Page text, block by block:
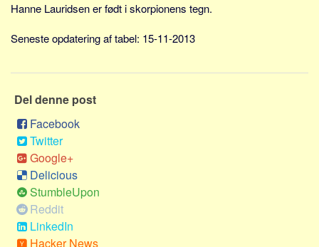
Transport
Køb og salg
Økonomi
Jura og regler
Skatter og afgifter
Statistik
Praktisk
Hanne Lauridsen er født i skorpionens tegn.
Seneste opdatering af tabel: 15-11-2013
Del denne post
Facebook
Twitter
Google+
Delicious
StumbleUpon
Reddit
LinkedIn
Hacker News